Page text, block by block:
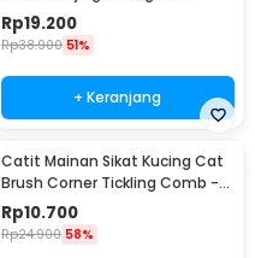
Removal Comb - AES0124
Rp19.200
Rp38.900 51%
+ Keranjang
Catit Mainan Sikat Kucing Cat
Brush Corner Tickling Comb -
MO59
Rp10.700
Rp24.900 58%